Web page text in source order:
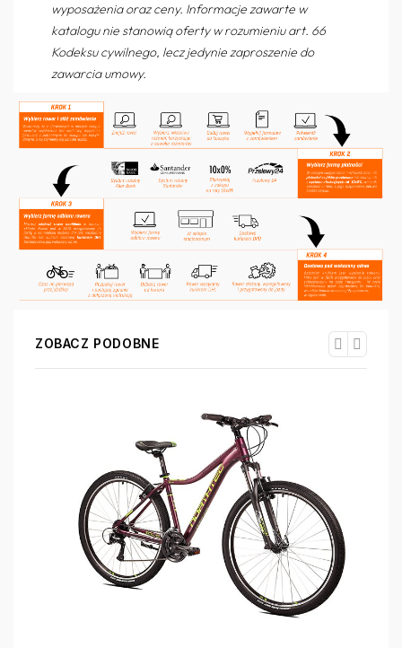
wyposażenia oraz ceny. Informacje zawarte w
katalogu nie stanowią oferty w rozumieniu art. 66
Kodeksu cywilnego, lecz jedynie zaproszenie do
zawarcia umowy.
ZOBACZ PODOBNE